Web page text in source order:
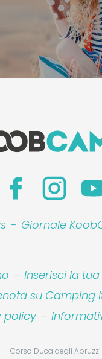
- Giornale
- Inserisci la
su Camping
policy -
Corso Duca degli Abruzzi